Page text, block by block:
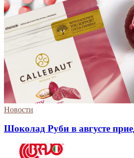
Новости
Шоколад Руби в августе